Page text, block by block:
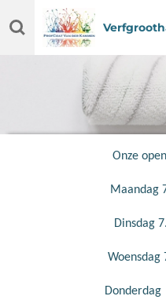
Ga
direct
hoofdinhoud
Onze
Maandag
Dinsdag
Woensdag